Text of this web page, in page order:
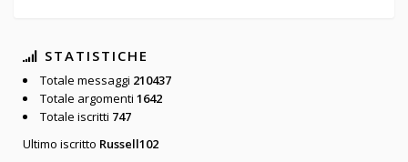
STATISTICHE
Totale messaggi 210437
Totale argomenti 1642
Totale iscritti 747
Ultimo iscritto Russell102